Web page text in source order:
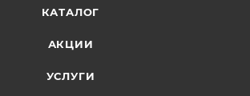
КАТАЛОГ
АКЦИИ
УСЛУГИ